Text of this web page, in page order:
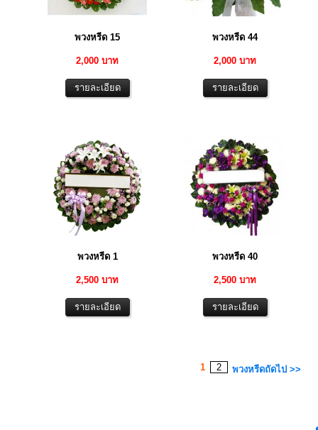
พวงหรีด 15
2,000 บาท
พวงหรีด 44
2,000 บาท
พวงหรีด 1
2,500 บาท
พวงหรีด 40
2,500 บาท
1 2 พวงหรีดถัดไป >>